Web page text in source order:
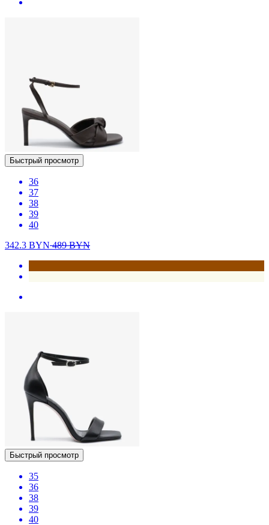
Быстрый просмотр
36
37
38
39
40
342.3 BYN489BYN
Быстрый просмотр
35
36
38
39
40